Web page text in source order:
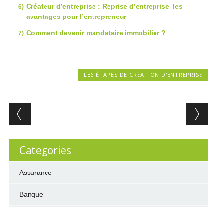
Créateur d’entreprise : Reprise d’entreprise, les
avantages pour l’entrepreneur
Comment devenir mandataire immobilier ?
LES ÉTAPES DE CRÉATION D'ENTREPRISE
Post navigation
Categories
Assurance
Banque